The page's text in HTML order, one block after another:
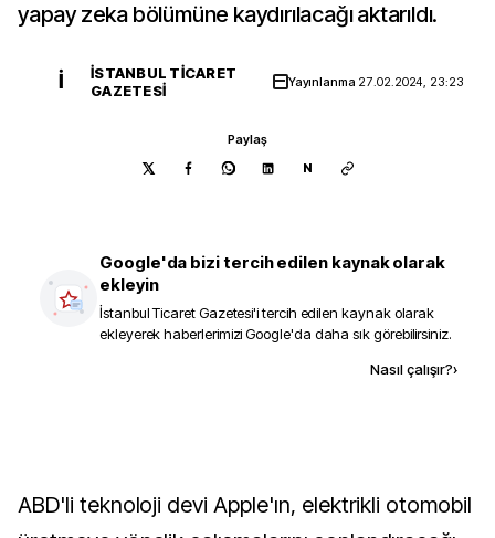
yapay zeka bölümüne kaydırılacağı aktarıldı.
İ
İSTANBUL TICARET
GAZETESI
Yayınlanma 27.02.2024, 23:23
Paylaş
N
Google'da bizi tercih edilen kaynak olarak
ekleyin
İstanbul Ticaret Gazetesi'i tercih edilen kaynak olarak
ekleyerek haberlerimizi Google'da daha sık görebilirsiniz.
Nasıl çalışır?›
ABD'li teknoloji devi Apple'ın, elektrikli otomobil